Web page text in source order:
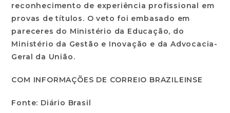
reconhecimento de experiência profissional em
provas de títulos. O veto foi embasado em
pareceres do Ministério da Educação, do
Ministério da Gestão e Inovação e da Advocacia-
Geral da União.
COM INFORMAÇÕES DE CORREIO BRAZILEINSE
Fonte: Diário Brasil